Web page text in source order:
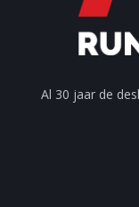
Al 30 jaar de